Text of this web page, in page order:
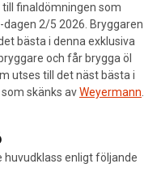
finaldömningen som
2/5 2026. Bryggaren
bästa i denna exklusiva
och får brygga öl
utses till det näst bästa i
skänks avWeyermann
huvudklass enligt följande